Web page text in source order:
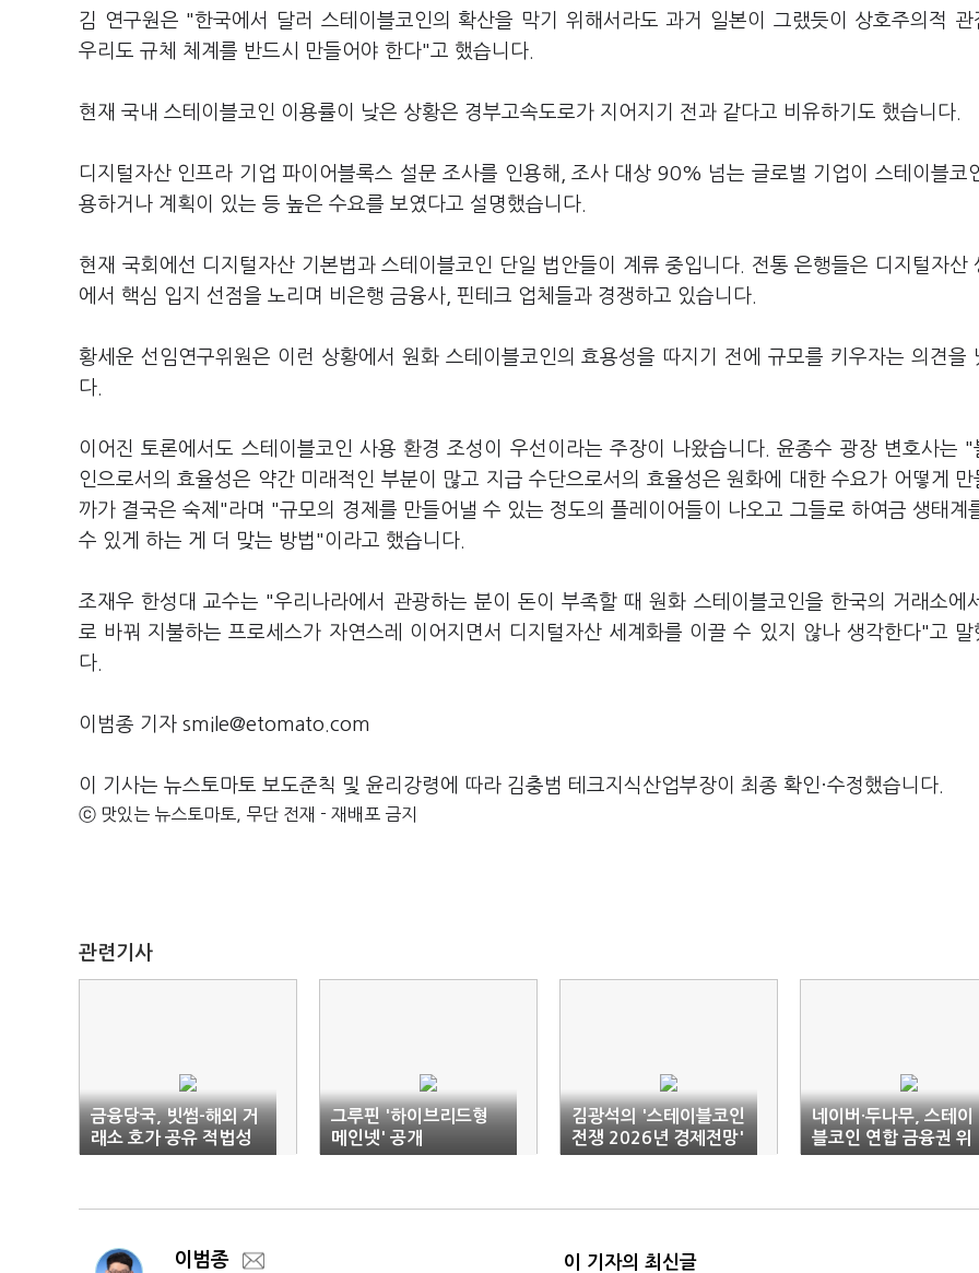
김 연구원은 "한국에서 달러 스테이블코인의 확산을 막기 위해서라도 과거 일본이 그랬듯이 상호주의적 관
우리도 규체 체계를 반드시 만들어야 한다"고 했습니다.
현재 국내 스테이블코인 이용률이 낮은 상황은 경부고속도로가 지어지기 전과 같다고 비유하기도 했습니다.
디지털자산 인프라 기업 파이어블록스 설문 조사를 인용해, 조사 대상 90% 넘는 글로벌 기업이 스테이블코
용하거나 계획이 있는 등 높은 수요를 보였다고 설명했습니다.
현재 국회에선 디지털자산 기본법과 스테이블코인 단일 법안들이 계류 중입니다. 전통 은행들은 디지털자산
에서 핵심 입지 선점을 노리며 비은행 금융사, 핀테크 업체들과 경쟁하고 있습니다.
황세운 선임연구위원은 이런 상황에서 원화 스테이블코인의 효용성을 따지기 전에 규모를 키우자는 의견을
다.
이어진 토론에서도 스테이블코인 사용 환경 조성이 우선이라는 주장이 나왔습니다. 윤종수 광장 변호사는 "
인으로서의 효율성은 약간 미래적인 부분이 많고 지급 수단으로서의 효율성은 원화에 대한 수요가 어떻게 만
까가 결국은 숙제"라며 "규모의 경제를 만들어낼 수 있는 정도의 플레이어들이 나오고 그들로 하여금 생태계
수 있게 하는 게 더 맞는 방법"이라고 했습니다.
조재우 한성대 교수는 "우리나라에서 관광하는 분이 돈이 부족할 때 원화 스테이블코인을 한국의 거래소에
로 바꿔 지불하는 프로세스가 자연스레 이어지면서 디지털자산 세계화를 이끌 수 있지 않나 생각한다"고 말
다.
이범종 기자 smile@etomato.com
이 기사는 뉴스토마토 보도준칙 및 윤리강령에 따라 김충범 테크지식산업부장이 최종 확인·수정했습니다.
ⓒ 맛있는 뉴스토마토, 무단 전재 - 재배포 금지
관련기사
금융당국, 빗썸-해외 거
래소 호가 공유 적법성
검토
그루핀 '하이브리드형
메인넷' 공개
김광석의 '스테이블코인
전쟁 2026년 경제전망'
발간
네이버·두나무, 스테이
블코인 연합 금융권 위
협
이범종 이 기자의 최신글